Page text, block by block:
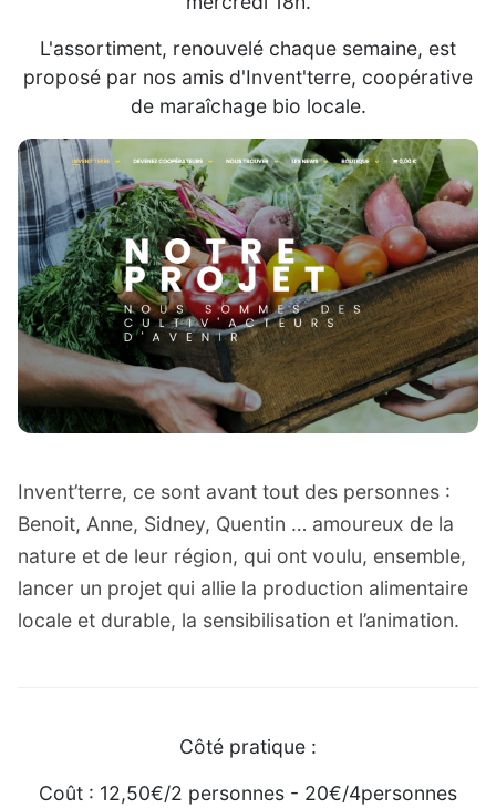
L'assortiment, renouvelé chaque semaine, est
proposé par nos amis d'Invent'terre, coopérative
de maraîchage bio locale.
Invent’terre, ce sont avant tout des personnes :
Benoit, Anne, Sidney, Quentin … amoureux de la
nature et de leur région, qui ont voulu, ensemble,
lancer un projet qui allie la production alimentaire
locale et durable, la sensibilisation et l’animation.
Côté pratique :
Coût : 12,50€/2 personnes - 20€/4personnes